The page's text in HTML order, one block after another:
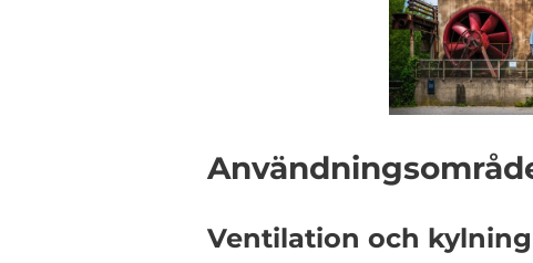
Ventilation och kylning